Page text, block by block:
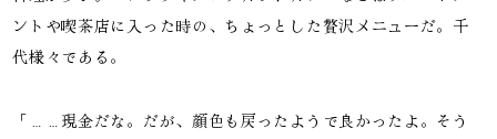
ントや喫茶店に入った時の、ちょっとした贅沢メニューだ。千
代様々である。
「……現金だな。だが、顔色も戻ったようで良かったよ。そう